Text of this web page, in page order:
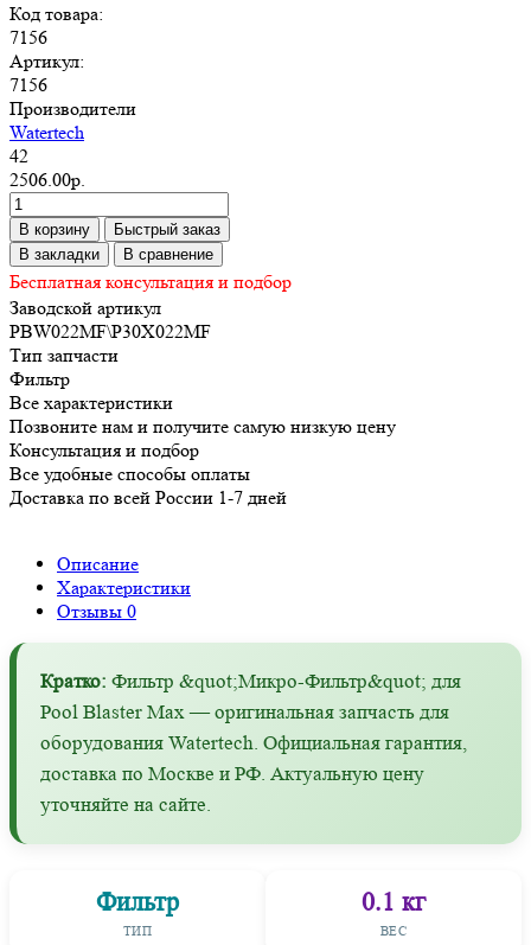
Код товара:
7156
Артикул:
7156
Производители
Watertech
42
2506.00р.
В корзину
Быстрый заказ
В закладки
В сравнение
Бесплатная консультация и подбор
Заводской артикул
PBW022MF\P30X022MF
Тип запчасти
Фильтр
Все характеристики
Позвоните нам и получите самую низкую цену
Консультация и подбор
Все удобные способы оплаты
Доставка по всей России 1-7 дней
Описание
Характеристики
Отзывы 0
Кратко: Фильтр &quot;Микро-Фильтр&quot; для
Pool Blaster Max — оригинальная запчасть для
оборудования Watertech. Официальная гарантия,
доставка по Москве и РФ. Актуальную цену
уточняйте на сайте.
Фильтр
ТИП
0.1 кг
ВЕС